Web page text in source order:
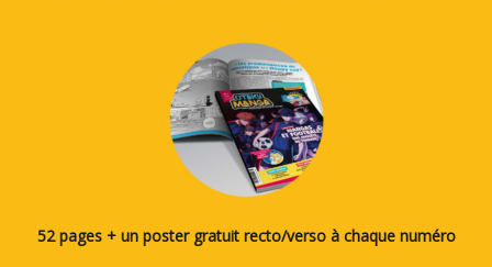
52 pages + un poster gratuit recto/verso à chaque numéro